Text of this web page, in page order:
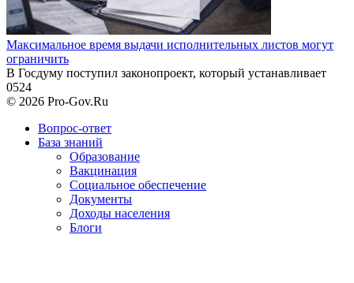
Максимальное время выдачи исполнительных листов могут
ограничить
В Госдуму поступил законопроект, который устанавливает
0524
© 2026 Pro-Gov.Ru
Вопрос-ответ
База знаний
Образование
Вакцинация
Социальное обеспечение
Документы
Доходы населения
Блоги